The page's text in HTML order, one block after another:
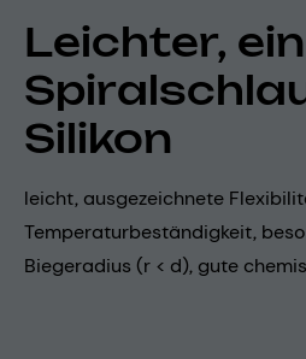
Leichter,
Silikon
leicht, ausgezeichnete
Temperaturbeständigkeit,
Biegeradius (r < d), gute